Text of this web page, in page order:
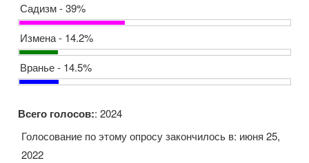
Садизм - 39%
Измена - 14.2%
Вранье - 14.5%
Всего голосов:: 2024
Голосование по этому опросу закончилось в: июня 25,
2022